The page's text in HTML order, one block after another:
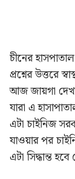
চীনের
প্রশ্নের উত্তরে
আজ জায়গা
যারা এ
এটা চাইনিজ
যাওয়ার পর
এটা সিদ্ধান্ত